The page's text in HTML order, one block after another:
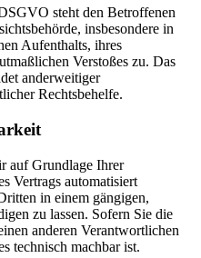
steht den Betroffenen
insbesondere in
Aufenthalts, ihres
Verstoßes zu. Das
anderweitiger
Rechtsbehelfe.
auf Grundlage Ihrer
Vertrags automatisiert
in einem gängigen,
zu lassen. Sofern Sie die
anderen Verantwortlichen
technisch machbar ist.